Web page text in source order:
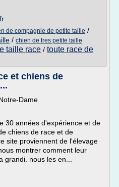
de compagnie de petite taille /
/ chien de tres petite taille
taille race / toute race de
et chiens de
Dame
30 années d'expérience et de
chiens de race et de
site proviennent de l'élevage
montrer comment leur
nous les en...